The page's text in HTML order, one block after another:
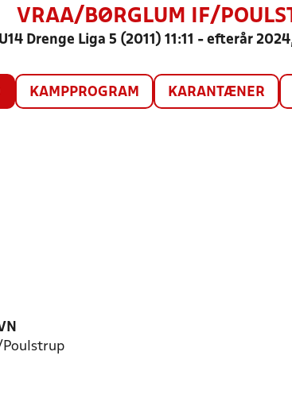
VRAA/BØRGLUM IF/
U14 Drenge Liga 5 (2011) 11:11 - efterår
KAMPPROGRAM KARANTÆNER